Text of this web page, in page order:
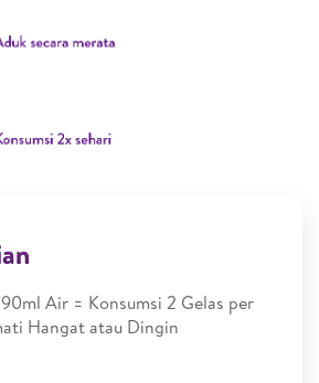
Air = Konsumsi 2 Gelas per
Hangat atau Dingin